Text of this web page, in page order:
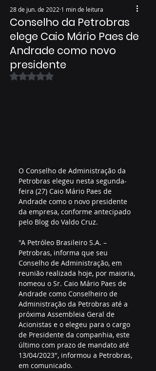
Conselho da Petrobras
elege Caio Mário Paes de
Andrade como novo
presidente
28 de jun. de 2022 1 min de leitura
Avaliado com NaN de 5 estrelas.
O Conselho de Administração da
Petrobras elegeu nesta segunda-
feira (27) Caio Mário Paes de
Andrade como o novo presidente
da empresa, conforme antecipado
pelo Blog do Valdo Cruz.
"A Petróleo Brasileiro S.A. –
Petrobras, informa que seu
Conselho de Administração, em
reunião realizada hoje, por maioria,
nomeou o Sr. Caio Mário Paes de
Andrade como Conselheiro de
Administração da Petrobras até a
próxima Assembleia Geral de
Acionistas e o elegeu para o cargo
de Presidente da companhia, este
último com prazo de mandato até
13/04/2023", informou a Petrobras,
em comunicado.